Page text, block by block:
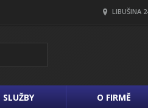
LIBUŠINA
SLUŽBY O FIRMĚ